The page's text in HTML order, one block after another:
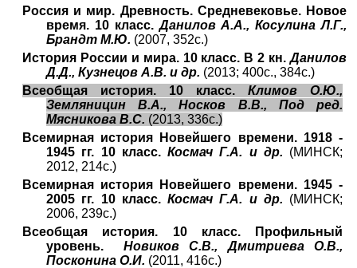
Россия и мир. Древность. Средневековье. Новое
время. 10 класс.Данилов А.А., Косулина Л.Г.,
Брандт М.Ю. (2007, 352с.)
История России и мира. 10 класс. В 2 кн.Данилов
Д.Д., Кузнецов А.В. и др. (2013; 400с., 384с.)
Всеобщая история. 10 класс. Климов О.Ю.,
Земляницин В.А., Носков В.В., Под ред.
Мясникова В.С. (2013, 336с.)
Всемирная история Новейшего времени. 1918 -
1945 гг. 10 класс. Космач Г.А. и др. (МИНСК;
2012, 214с.)
Всемирная история Новейшего времени. 1945 -
2005 гг. 10 класс. Космач Г.А. и др. (МИНСК;
2006, 239с.)
Всеобщая история. 10 класс. Профильный
уровень. Новиков С.В., Дмитриева О.В.,
Посконина О.И. (2011, 416с.)